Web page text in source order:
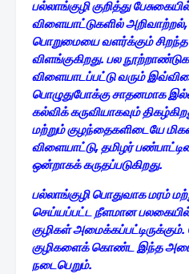
பல்லாங்குழி குறித்து
விளையாட்டுகளில்
பொறுமையை வளர்க்கும் சிறந்த
விளங்குகிறது. பல
விளையாடப்பட்டு வரும்
பொழுதுபோக்கு சாதனமாக
கல்விக் கருவியாகவும்
மற்றும் குழந்தைகளிடையே
விளையாட்டு, தமிழர்
ஒன்றாகக் கருதப்படுகிறது.
பல்லாங்குழி பொதுவாக மரம்
செய்யப்பட்ட நீளமான
குழிகள்
குழிகளைக் கொண்ட இந்த
நடைபெறும்.